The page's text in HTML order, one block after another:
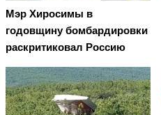
Мэр Хиросимы в
годовщину бомбардировки
раскритиковал Россию